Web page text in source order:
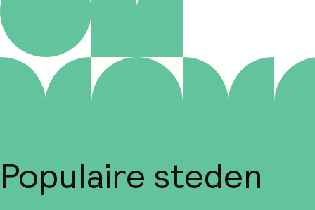
Populaire steden